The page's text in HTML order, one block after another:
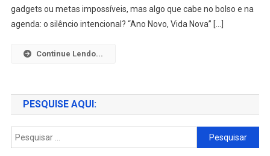
gadgets ou metas impossíveis, mas algo que cabe no bolso e na
agenda: o silêncio intencional? “Ano Novo, Vida Nova” […]
Continue Lendo...
PESQUISE AQUI:
Pesquisar
por: